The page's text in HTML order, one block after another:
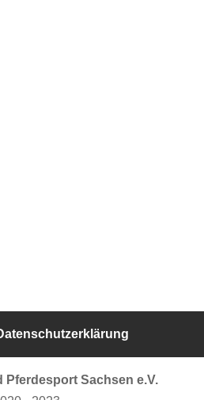
Pferdesport Sachsen e.V.